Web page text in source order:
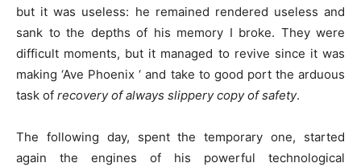
but it was useless: he remained rendered useless and
sank to the depths of his memory I broke. They were
difficult moments, but it managed to revive since it was
making ‘Ave Phoenix ‘ and take to good port the arduous
task of recovery of always slippery copy of safety.
The following day, spent the temporary one, started
again the engines of his powerful technological